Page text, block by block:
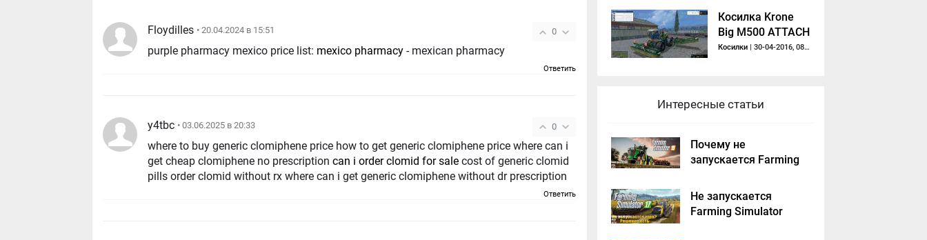
0
Floydilles • 20.04.2024 в 15:51
purple pharmacy mexico price list: mexico pharmacy - mexican pharmacy
Ответить
0
y4tbc • 03.06.2025 в 20:33
where to buy generic clomiphene price how to get generic clomiphene price where can i
get cheap clomiphene no prescriptioncan i order clomid for sale cost of generic clomid
pills order clomid without rx where can i get generic clomiphene without dr prescription
Ответить
Косилка Krone
Big M500 ATTACH
Косилки | 30-04-2016, 08:10
Интересные статьи
Почему не
запускается Farming
решение
Не запускается
Farming Simulator